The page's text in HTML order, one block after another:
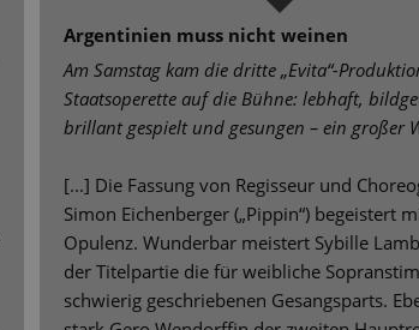
Argentinien muss nicht weinen
Am Samstag kam die dritte „Evita“-
Staatsoperette auf die Bühne: lebhaft,
brillant gespielt und gesungen – ein großer
[...] Die Fassung von Regisseur und
Simon Eichenberger („Pippin“) begeistert
Opulenz. Wunderbar meistert Sybille
der Titelpartie die für weibliche
schwierig geschriebenen Gesangsparts.